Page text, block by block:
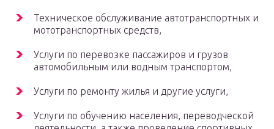
Техническое обслуживание автотранспортных и
мототранспортных средств,
Услуги по перевозке пассажиров и грузов
автомобильным или водным транспортом,
Услуги по ремонту жилья и другие услуги,
Услуги по обучению населения, переводческой